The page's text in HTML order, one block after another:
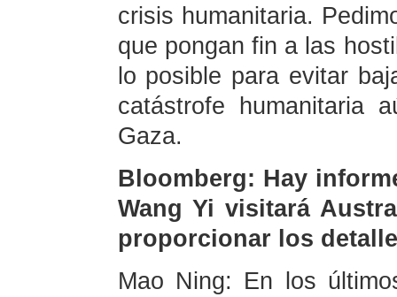
crisis humanitaria.
que pongan fin a las
lo posible para evitar
catástrofe humanitaria
Gaza.
Bloomberg: Hay
Wang Yi visitará
proporcionar los
Mao Ning: En los